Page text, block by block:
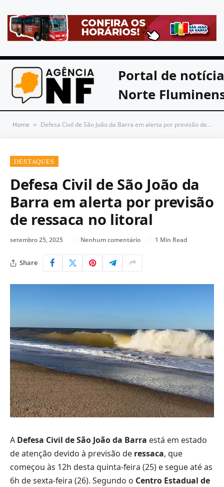
Portal de
Norte
Home » Defesa Civil de São João da Barra em alerta por previsão de ressaca no litoral
DESTAQUES
Defesa Civil de São João da
Barra em alerta por previsão
de ressaca no litoral
setembro 25, 2025 Nenhum comentário 1 Min Read
Share
A Defesa Civil de São João da Barra está em estado
de atenção devido à previsão de ressaca, que
começou às 12h desta quinta-feira (25) e segue até as
6h de sexta-feira (26). Segundo o Centro Estadual de